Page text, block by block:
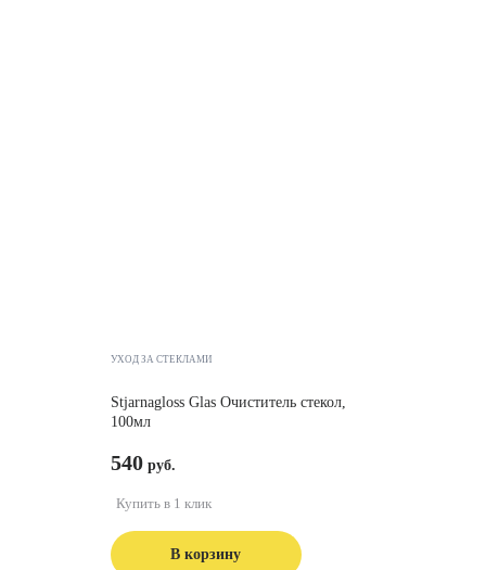
УХОД ЗА СТЕКЛАМИ
Stjarnagloss Glas Очиститель стекол,
100мл
540
В корзину
Купить в 1 клик